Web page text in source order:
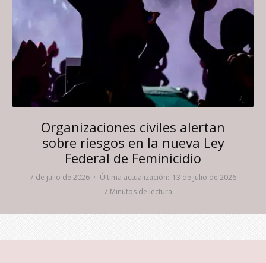
Organizaciones civiles alertan
sobre riesgos en la nueva Ley
Federal de Feminicidio
7 de julio de 2026 · Última actualización: 13 de julio de 2026
· 7 Minutos de lectura